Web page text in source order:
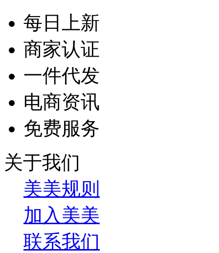
每日上新
商家认证
一件代发
电商资讯
免费服务
关于我们
美美规则
加入美美
联系我们